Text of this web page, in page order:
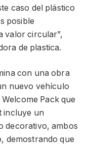
caso del plástico
posible
valor circular”,
de plastica.
con una obra
nuevo vehículo
Pack que
incluye un
decorativo, ambos
demostrando que